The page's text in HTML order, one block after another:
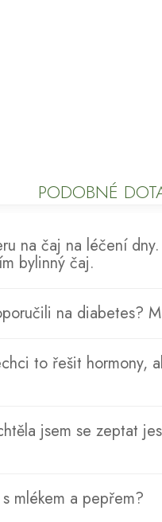
PODOBNÉ
na čaj na léčení
bylinný čaj.
na diabetes?
to řešit hormony,
jsem se zeptat
mlékem a pepřem?